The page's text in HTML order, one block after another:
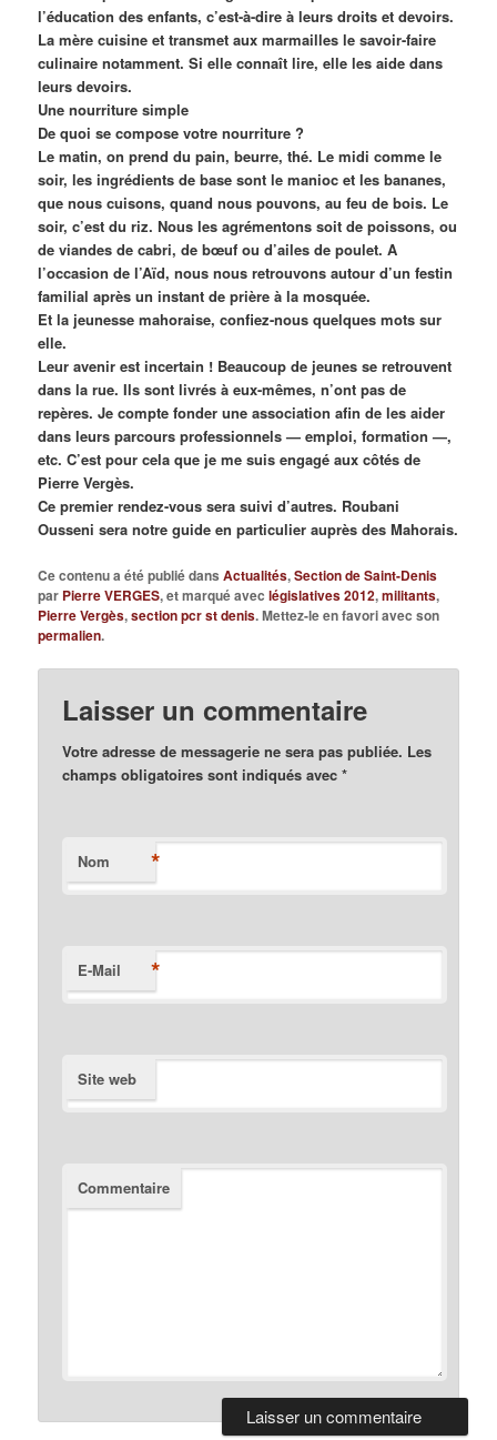
l’éducation des enfants, c’est-à-dire à leurs droits et devoirs.
La mère cuisine et transmet aux marmailles le savoir-faire
culinaire notamment. Si elle connaît lire, elle les aide dans
leurs devoirs.
Une nourriture simple
De quoi se compose votre nourriture ?
Le matin, on prend du pain, beurre, thé. Le midi comme le
soir, les ingrédients de base sont le manioc et les bananes,
que nous cuisons, quand nous pouvons, au feu de bois. Le
soir, c’est du riz. Nous les agrémentons soit de poissons, ou
de viandes de cabri, de bœuf ou d’ailes de poulet. A
l’occasion de l’Aïd, nous nous retrouvons autour d’un festin
familial après un instant de prière à la mosquée.
Et la jeunesse mahoraise, confiez-nous quelques mots sur
elle.
Leur avenir est incertain ! Beaucoup de jeunes se retrouvent
dans la rue. Ils sont livrés à eux-mêmes, n’ont pas de
repères. Je compte fonder une association afin de les aider
dans leurs parcours professionnels — emploi, formation —,
etc. C’est pour cela que je me suis engagé aux côtés de
Pierre Vergès.
Ce premier rendez-vous sera suivi d’autres. Roubani
Ousseni sera notre guide en particulier auprès des Mahorais.
Ce contenu a été publié dansActualités,Section de Saint-Denis
par Pierre VERGES, et marqué aveclégislatives 2012,militants,
Pierre Vergès,section pcr st denis. Mettez-le en favori avec son
permalien.
Laisser un commentaire
Votre adresse de messagerie ne sera pas publiée. Les
champs obligatoires sont indiqués avec*
Nom *
E-Mail *
Site web
Commentaire